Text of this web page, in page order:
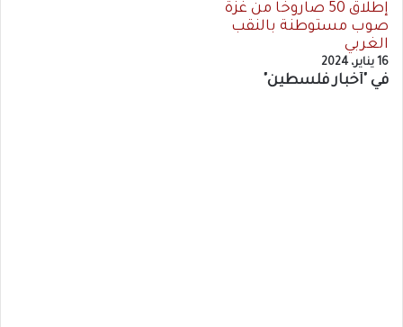
إطلاق 50 صاروخًا من غزة
صوب مستوطنة بالنقب
الغربي
16 يناير، 2024
في "أخبار فلسطين"